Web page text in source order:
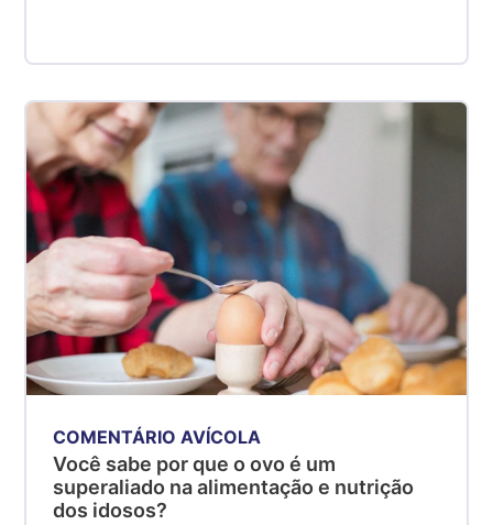
COMENTÁRIO AVÍCOLA
Você sabe por que o ovo é um
superaliado na alimentação e nutrição
dos idosos?